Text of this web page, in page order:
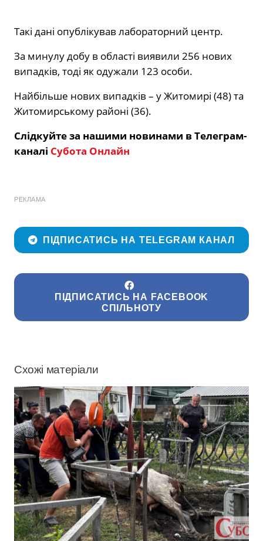
Такі дані опублікував лабораторний центр.
За минулу добу в області виявили 256 нових
випадків, тоді як одужали 123 особи.
Найбільше нових випадків – у Житомирі (48) та
Житомирському районі (36).
Слідкуйте за нашими новинами в Телеграм-
каналі Субота Онлайн
РЕКЛАМА
ПІДПИСАТИСЬ НА TELEGRAM КАНАЛ
ПІДПИСАТИСЬ НА FACEBOOK
СПІЛЬНОТУ
Схожі матеріали